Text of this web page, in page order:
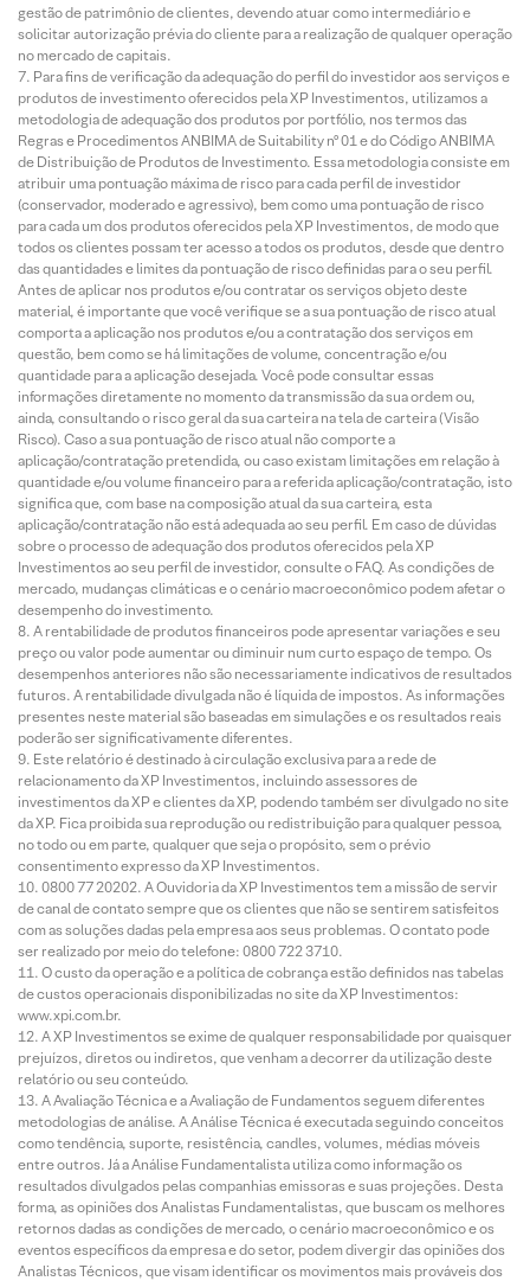
gestão de patrimônio de clientes, devendo atuar como intermediário e
solicitar autorização prévia do cliente para a realização de qualquer operação
no mercado de capitais.
Para fins de verificação da adequação do perfil do investidor aos serviços e
produtos de investimento oferecidos pela XP Investimentos, utilizamos a
metodologia de adequação dos produtos por portfólio, nos termos das
Regras e Procedimentos ANBIMA de Suitability nº 01 e do Código ANBIMA
de Distribuição de Produtos de Investimento. Essa metodologia consiste em
atribuir uma pontuação máxima de risco para cada perfil de investidor
(conservador, moderado e agressivo), bem como uma pontuação de risco
para cada um dos produtos oferecidos pela XP Investimentos, de modo que
todos os clientes possam ter acesso a todos os produtos, desde que dentro
das quantidades e limites da pontuação de risco definidas para o seu perfil.
Antes de aplicar nos produtos e/ou contratar os serviços objeto deste
material, é importante que você verifique se a sua pontuação de risco atual
comporta a aplicação nos produtos e/ou a contratação dos serviços em
questão, bem como se há limitações de volume, concentração e/ou
quantidade para a aplicação desejada. Você pode consultar essas
informações diretamente no momento da transmissão da sua ordem ou,
ainda, consultando o risco geral da sua carteira na tela de carteira (Visão
Risco). Caso a sua pontuação de risco atual não comporte a
aplicação/contratação pretendida, ou caso existam limitações em relação à
quantidade e/ou volume financeiro para a referida aplicação/contratação, isto
significa que, com base na composição atual da sua carteira, esta
aplicação/contratação não está adequada ao seu perfil. Em caso de dúvidas
sobre o processo de adequação dos produtos oferecidos pela XP
Investimentos ao seu perfil de investidor, consulte o FAQ. As condições de
mercado, mudanças climáticas e o cenário macroeconômico podem afetar o
desempenho do investimento.
A rentabilidade de produtos financeiros pode apresentar variações e seu
preço ou valor pode aumentar ou diminuir num curto espaço de tempo. Os
desempenhos anteriores não são necessariamente indicativos de resultados
futuros. A rentabilidade divulgada não é líquida de impostos. As informações
presentes neste material são baseadas em simulações e os resultados reais
poderão ser significativamente diferentes.
Este relatório é destinado à circulação exclusiva para a rede de
relacionamento da XP Investimentos, incluindo assessores de
investimentos da XP e clientes da XP, podendo também ser divulgado no site
da XP. Fica proibida sua reprodução ou redistribuição para qualquer pessoa,
no todo ou em parte, qualquer que seja o propósito, sem o prévio
consentimento expresso da XP Investimentos.
0800 77 20202. A Ouvidoria da XP Investimentos tem a missão de servir
de canal de contato sempre que os clientes que não se sentirem satisfeitos
com as soluções dadas pela empresa aos seus problemas. O contato pode
ser realizado por meio do telefone: 0800 722 3710.
O custo da operação e a política de cobrança estão definidos nas tabelas
de custos operacionais disponibilizadas no site da XP Investimentos:
www.xpi.com.br.
A XP Investimentos se exime de qualquer responsabilidade por quaisquer
prejuízos, diretos ou indiretos, que venham a decorrer da utilização deste
relatório ou seu conteúdo.
A Avaliação Técnica e a Avaliação de Fundamentos seguem diferentes
metodologias de análise. A Análise Técnica é executada seguindo conceitos
como tendência, suporte, resistência, candles, volumes, médias móveis
entre outros. Já a Análise Fundamentalista utiliza como informação os
resultados divulgados pelas companhias emissoras e suas projeções. Desta
forma, as opiniões dos Analistas Fundamentalistas, que buscam os melhores
retornos dadas as condições de mercado, o cenário macroeconômico e os
eventos específicos da empresa e do setor, podem divergir das opiniões dos
Analistas Técnicos, que visam identificar os movimentos mais prováveis dos